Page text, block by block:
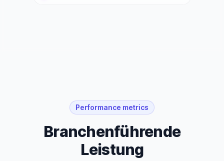
Performance metrics
Branchenführende
Leistung